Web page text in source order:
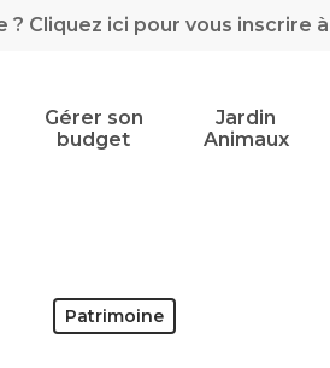
? Cliquez ici pour vous inscrire
Gérer son
budget
Jardin
Animaux
Patrimoine